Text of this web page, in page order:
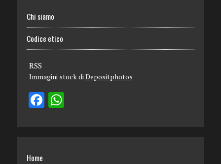
Chi siamo
Codice etico
RSS
Immagini stock diDepositphotos
Home